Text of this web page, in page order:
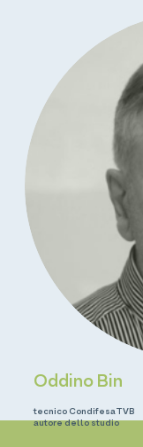
Oddino Bin
tecnico CondifesaTVB
autore dello studio